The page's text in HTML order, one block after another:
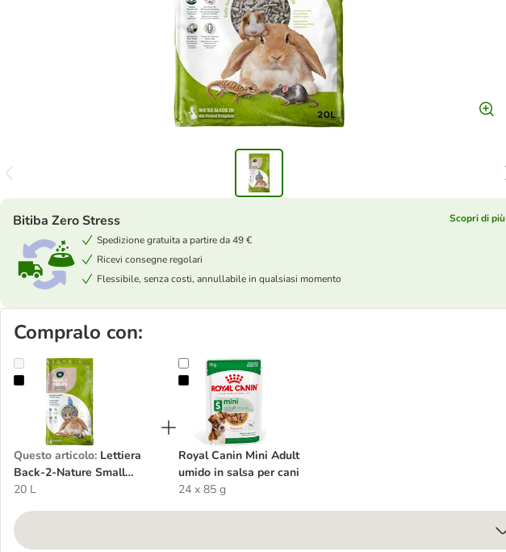
Bitiba Zero Stress
Scopri di più
Spedizione gratuita a partire da 49 €
Ricevi consegne regolari
Flessibile, senza costi, annullabile in qualsiasi momento
Compralo con:
Lettiera Back-2-Nature Small Animal
Questo articolo: Lettiera
Back-2-Nature Small
Animal
20 L
Royal Canin Mini Adult umido in salsa per cani
Royal Canin Mini Adult
umido in salsa per cani
24 x 85 g